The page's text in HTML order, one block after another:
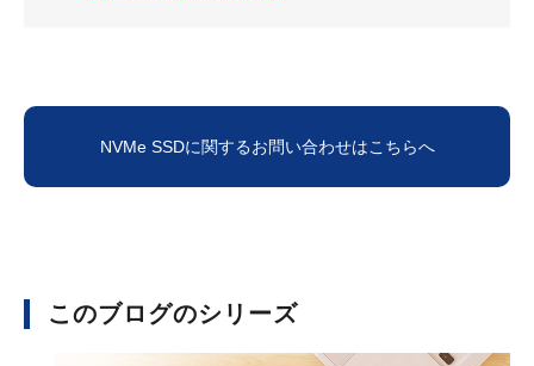
NVMe SSDに関するお問い合わせはこちらへ
このブログのシリーズ